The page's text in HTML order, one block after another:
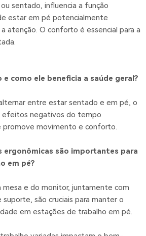
sentado, influencia a função
estar em pé potencialmente
atenção. O conforto é essencial para a
como ele beneficia a saúde geral?
entre estar sentado e em pé, o
efeitos negativos do tempo
promove movimento e conforto.
ergonômicas são importantes para
em pé?
mesa e do monitor, juntamente com
são cruciais para manter o
em estações de trabalho em pé.